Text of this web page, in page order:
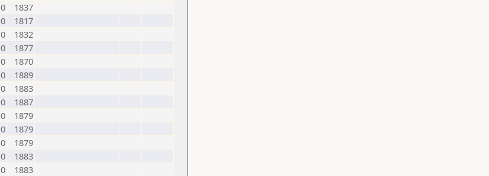
0
1837
0
1817
0
1832
0
1877
0
1870
0
1889
0
1883
0
1887
0
1879
0
1879
0
1879
0
1883
0
1883